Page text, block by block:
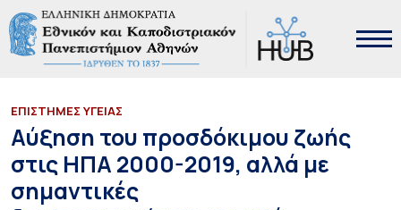
ΕΠΙΣΤΗΜΕΣ ΥΓΕΙΑΣ
Αύξηση του προσδόκιμου ζωής
στις ΗΠΑ 2000-2019, αλλά με
σημαντικές